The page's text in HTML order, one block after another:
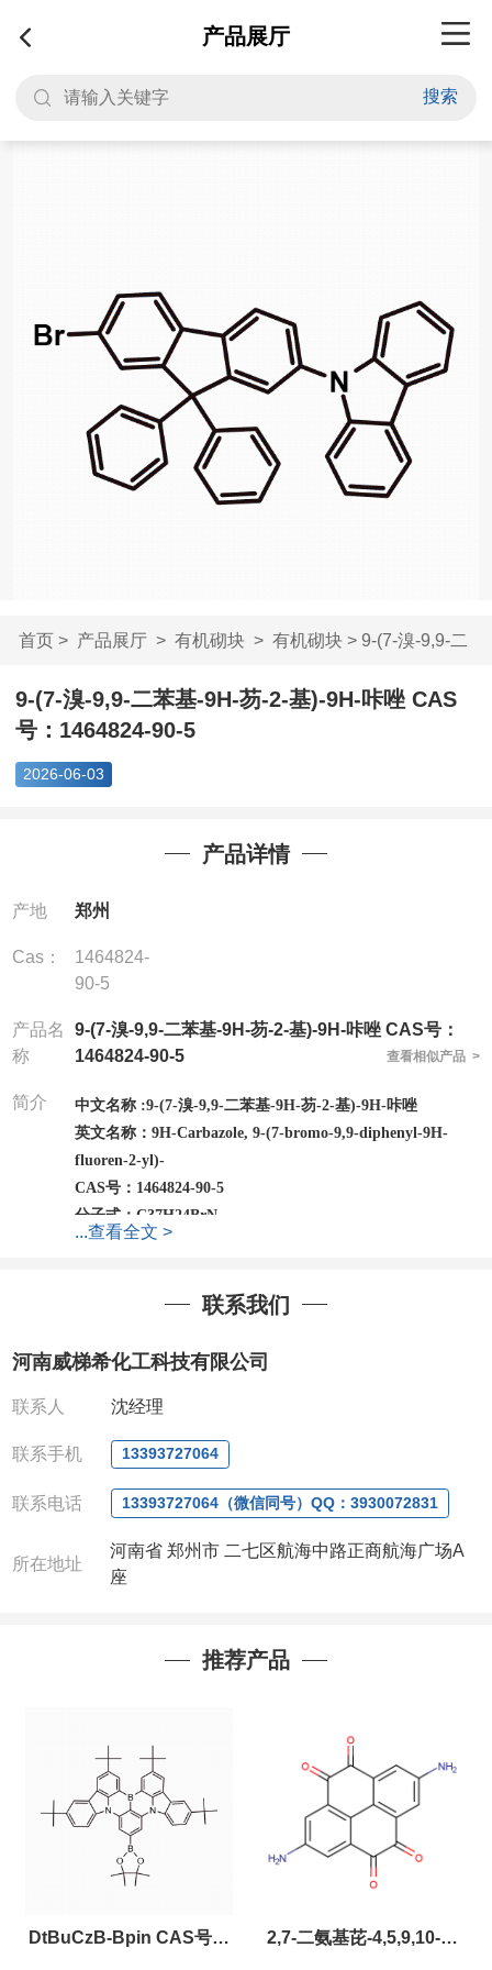
产品展厅
搜索
首页> 产品展厅> 有机砌块> 有机砌块> 9-(7-溴-9,9-二
苯基-9H-芴-2-...
9-(7-溴-9,9-二苯基-9H-芴-2-基)-9H-咔唑 CAS
号：1464824-90-5
2026-06-03
产品详情
产地 郑州
Cas：
1464824-
90-5
产品名
称
9-(7-溴-9,9-二苯基-9H-芴-2-基)-9H-咔唑 CAS号：
1464824-90-5
查看相似产品 >
简介 中文名称 :9-(7-溴-9,9-二苯基-9H-芴-2-基)-9H-咔唑
英文名称： 9H-Carbazole, 9-(7-bromo-9,9-diphenyl-9H-
fluoren-2-yl)-
CAS号： 1464824-90-5
分子式： C37H24BrN
分子量：562.5
;1g;2.5g ;5g ;10g可根据客户需求进行分装
我司对高校及科研单位先发货和
作中有用到的试剂,欢迎前来询购
全额退款,并承担所有运费。
:0371-63377391/13393727064
微信
:13393727064
...查看全文 >
联系我们
河南威梯希化工科技有限公司
联系人 沈经理
联系手机 13393727064
联系电话 13393727064（微信同号）QQ：3930072831
所在地址
河南省 郑州市 二七区航海中路正商航海广场A
座
推荐产品
DtBuCzB-Bpin CAS号： 2,7-二氨基芘-4,5,9,10-四